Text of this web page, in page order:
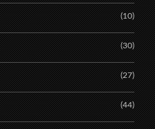
(10)
(30)
(27)
(44)